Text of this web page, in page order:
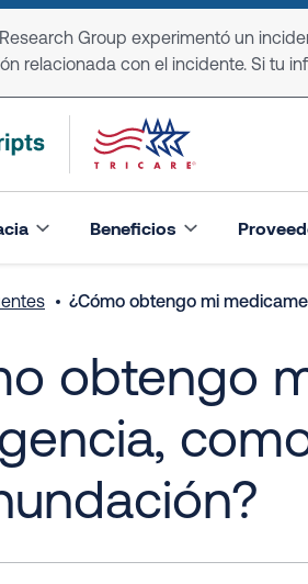
Group experimentó un
relacionada con el incidente. Si tu
Beneficios
¿Cómo obtengo mi
obtengo